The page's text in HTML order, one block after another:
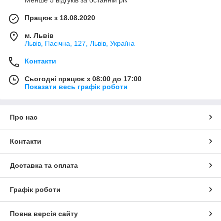
Працює з 18.08.2020
м. Львів
Львів, Пасічна, 127, Львів, Україна
Контакти
Сьогодні працює з 08:00 до 17:00
Показати весь графік роботи
Про нас
Контакти
Доставка та оплата
Графік роботи
Повна версія сайту